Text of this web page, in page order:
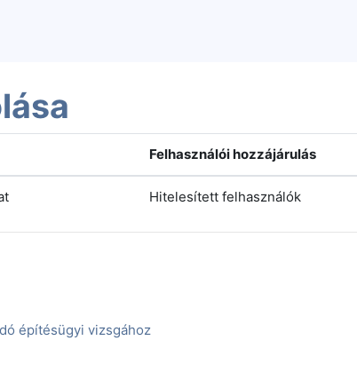
Felhasználói hozzájárulás
Hitelesített felhasználók
építésügyi vizsgához